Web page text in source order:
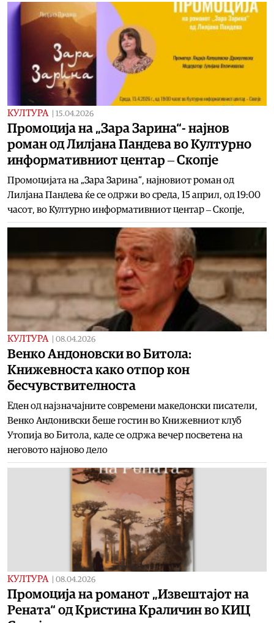
КУЛТУРА 15.04.2026
Промоција на „Зара Зарина“- најнов
роман од Лилјана Пандева во Културно
информативниот центар ‒ Скопје
Промоцијата на „Зара Зарина“, најновиот роман од
Лилјана Пандева ќе се одржи во среда, 15 април, од 19:00
часот, во Културно информативниот центар ‒ Скопје,
КУЛТУРА 08.04.2026
Венко Андоновски во Битола:
Книжевноста како отпор кон
бесчувствителноста
Еден од најзначајните современи македонски писатели,
Венко Андонивски беше гостин во Книжевниот клуб
Утопија во Битола, каде се одржа вечер посветена на
неговото најново дело
КУЛТУРА 08.04.2026
Промоција на романот „Извештајот на
Рената“ од Кристина Краличин во КИЦ